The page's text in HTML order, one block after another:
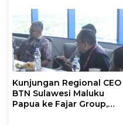
Kunjungan Regional CEO
BTN Sulawesi Maluku
Papua ke Fajar Group,